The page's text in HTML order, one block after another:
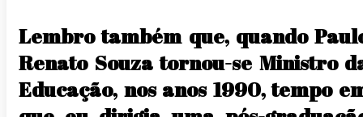
Lembro também que, quando
Renato Souza tornou-se Ministro
Educação, nos anos 1990, tempo